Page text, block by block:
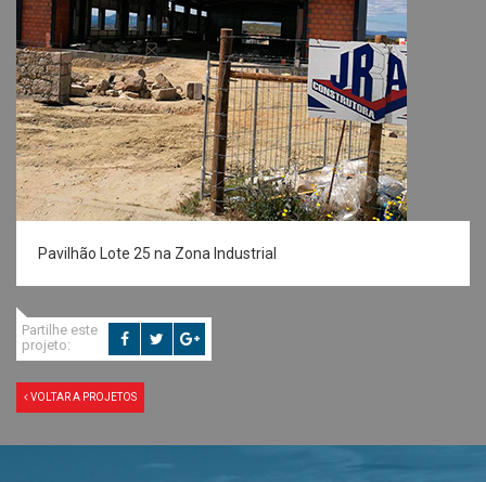
Pavilhão Lote 25 na Zona Industrial
Partilhe este
projeto:
VOLTAR A PROJETOS